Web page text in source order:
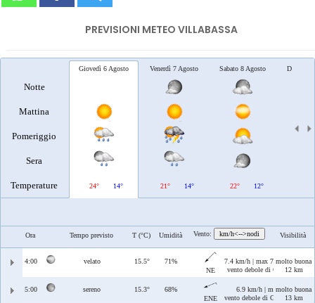
PREVISIONI METEO VILLABASSA
Notte
Mattina
Pomeriggio
Sera
Temperature
Giovedì 6 Agosto
24° 14°
Venerdì 7 Agosto
21° 14°
Sabato 8 Agosto
22° 12°
Ora Tempo previsto T (°C) Umidità Vento: km/h<-->nodi Visibilità
4:00 velato 15.5°
71%
NE
7.4 km/h | max 7.5 km/h
vento debole di Grecale
molto buona
12 km
5:00 sereno 15.3°
68%
ENE
6.9 km/h | max 8 km/h
vento debole di Grecale/Levante
molto buona
13 km